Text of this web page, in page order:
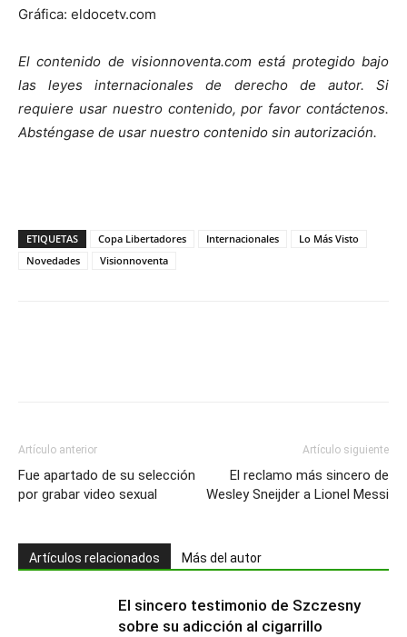
Gráfica: eldocetv.com
El contenido de visionnoventa.com está protegido bajo
las leyes internacionales de derecho de autor. Si
requiere usar nuestro contenido, por favor contáctenos.
Absténgase de usar nuestro contenido sin autorización.
ETIQUETAS Copa Libertadores Internacionales
Lo Más Visto
Novedades
Visionnoventa
Artículo anterior
Fue apartado de su selección
por grabar video sexual
Artículo siguiente
El reclamo más sincero de
Wesley Sneijder a Lionel Messi
Artículos relacionados Más del autor
El sincero testimonio de Szczesny
sobre su adicción al cigarrillo